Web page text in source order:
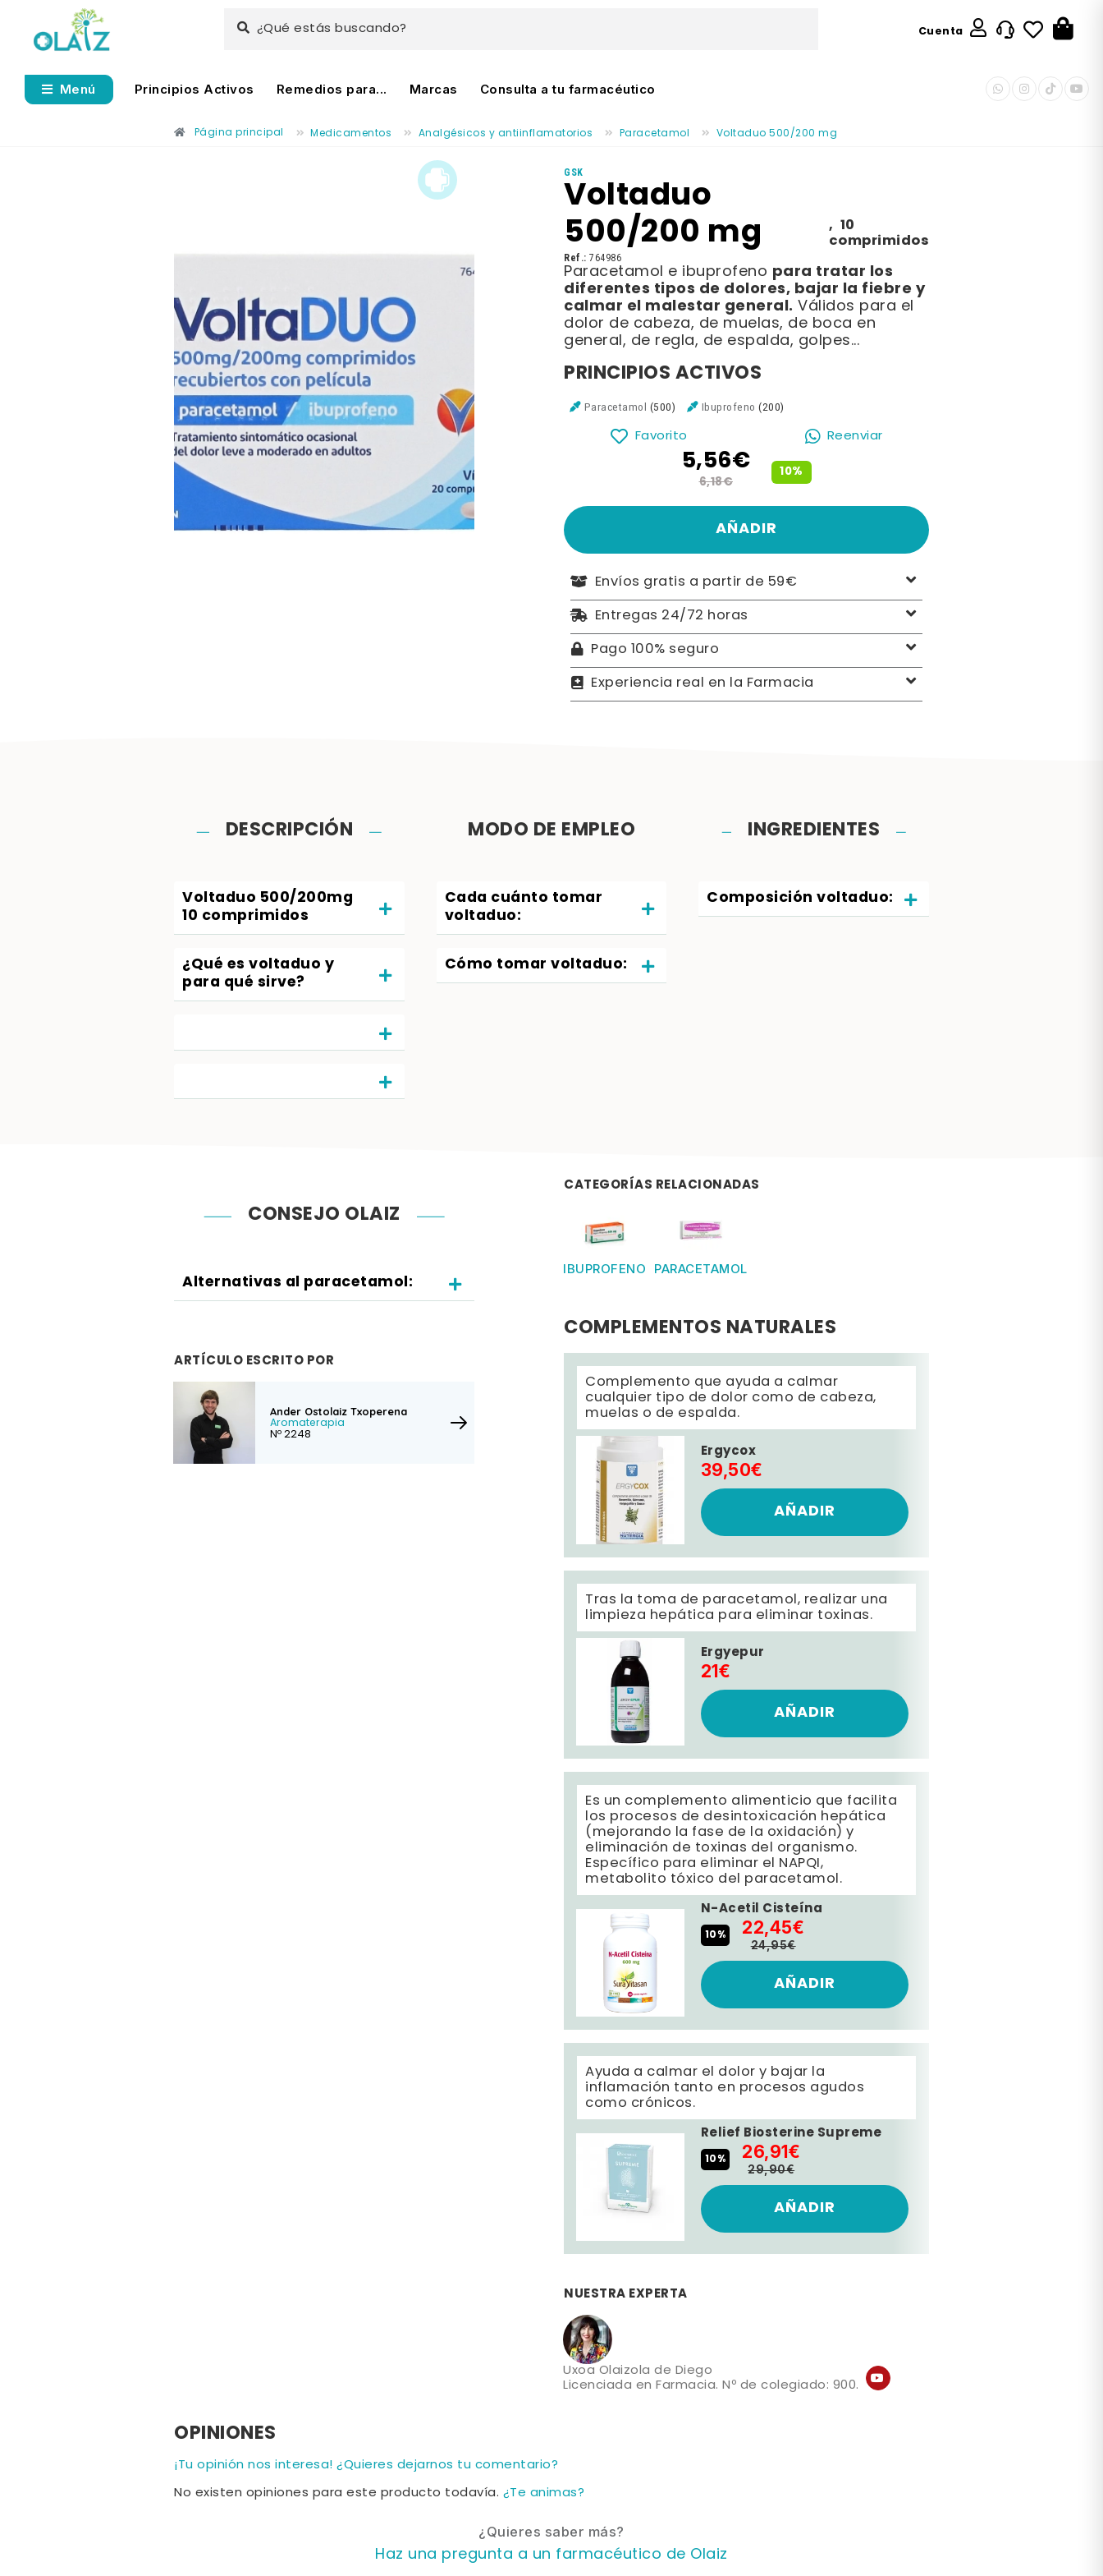
¿Qué estás buscando? Cuenta
Menú Principios Activos Remedios para... Marcas Consulta a tu farmacéutico
Página principal Medicamentos Analgésicos y antiinflamatorios Paracetamol Voltaduo 500/200 mg
GSK
Voltaduo
500/200 mg , 10
comprimidos
Ref.: 764986
Paracetamol e ibuprofeno para tratar los
diferentes tipos de dolores, bajar la fiebre y
calmar el malestar general. Válidos para el
dolor de cabeza, de muelas, de boca en
general, de regla, de espalda, golpes...
PRINCIPIOS ACTIVOS
Paracetamol (500) Ibuprofeno (200)
Favorito Reenviar
10%
5,56€
6,18€
AÑADIR
Envíos gratis a partir de 59€
Entregas 24/72 horas
Pago 100% seguro
Experiencia real en la Farmacia
DESCRIPCIÓN
Voltaduo 500/200mg
10 comprimidos
¿Qué es voltaduo y
para qué sirve?
MODO DE EMPLEO
Cada cuánto tomar
voltaduo:
Cómo tomar voltaduo:
INGREDIENTES
Composición voltaduo:
CONSEJO OLAIZ
Alternativas al paracetamol:
ARTÍCULO ESCRITO POR
Ander Ostolaiz Txoperena
Aromaterapia
Nº 2248
CATEGORÍAS RELACIONADAS
IBUPROFENO PARACETAMOL
COMPLEMENTOS NATURALES
Complemento que ayuda a calmar
cualquier tipo de dolor como de cabeza,
muelas o de espalda.
Ergycox
39,50€
AÑADIR
Tras la toma de paracetamol, realizar una
limpieza hepática para eliminar toxinas.
Ergyepur
21€
AÑADIR
Es un complemento alimenticio que facilita
los procesos de desintoxicación hepática
(mejorando la fase de la oxidación) y
eliminación de toxinas del organismo.
Específico para eliminar el NAPQI,
metabolito tóxico del paracetamol.
N-Acetil Cisteína
10% 22,45€
24,95€
AÑADIR
Ayuda a calmar el dolor y bajar la
inflamación tanto en procesos agudos
como crónicos.
Relief Biosterine Supreme
10% 26,91€
29,90€
AÑADIR
NUESTRA EXPERTA
Uxoa Olaizola de Diego
Licenciada en Farmacia. Nº de colegiado: 900.
OPINIONES
¡Tu opinión nos interesa! ¿Quieres dejarnos tu comentario?
No existen opiniones para este producto todavía. ¿Te animas?
¿Quieres saber más?
Haz una pregunta a un farmacéutico de Olaiz